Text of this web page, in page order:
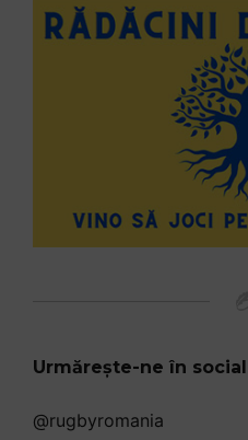
Urmărește-ne în
@rugbyromania